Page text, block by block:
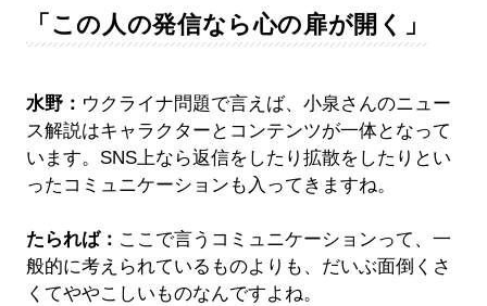
「この人の発信なら心の扉が開く」
水野： ウクライナ問題で言えば、小泉さんのニュー
ス解説はキャラクターとコンテンツが一体となって
います。SNS上なら返信をしたり拡散をしたりとい
ったコミュニケーションも入ってきますね。
たられば： ここで言うコミュニケーションって、一
般的に考えられているものよりも、だいぶ面倒くさ
くてややこしいものなんですよね。